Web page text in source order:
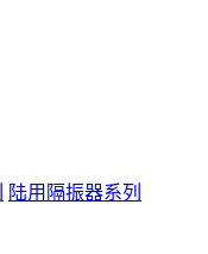
陆用隔振器系列